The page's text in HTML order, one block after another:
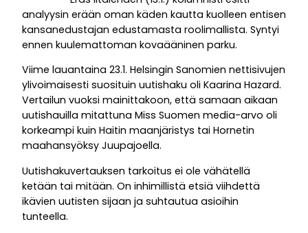
analyysin erään oman käden kautta kuolleen entisen
kansanedustajan edustamasta roolimallista. Syntyi
ennen kuulemattoman kovaääninen parku.
Viime lauantaina 23.1. Helsingin Sanomien nettisivujen
ylivoimaisesti suosituin uutishaku oli Kaarina Hazard.
Vertailun vuoksi mainittakoon, että samaan aikaan
uutishauilla mitattuna Miss Suomen media-arvo oli
korkeampi kuin Haitin maanjäristys tai Hornetin
maahansyöksy Juupajoella.
Uutishakuvertauksen tarkoitus ei ole vähätellä
ketään tai mitään. On inhimillistä etsiä viihdettä
ikävien uutisten sijaan ja suhtautua asioihin
tunteella.